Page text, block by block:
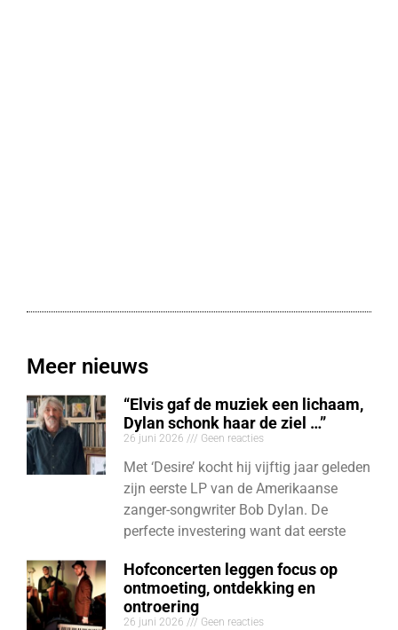
Meer nieuws
“Elvis gaf de muziek een lichaam,
Dylan schonk haar de ziel …”
26 juni 2026 Geen reacties
Met ‘Desire’ kocht hij vijftig jaar geleden
zijn eerste LP van de Amerikaanse
zanger-songwriter Bob Dylan. De
perfecte investering want dat eerste
Hofconcerten leggen focus op
ontmoeting, ontdekking en
ontroering
26 juni 2026 Geen reacties